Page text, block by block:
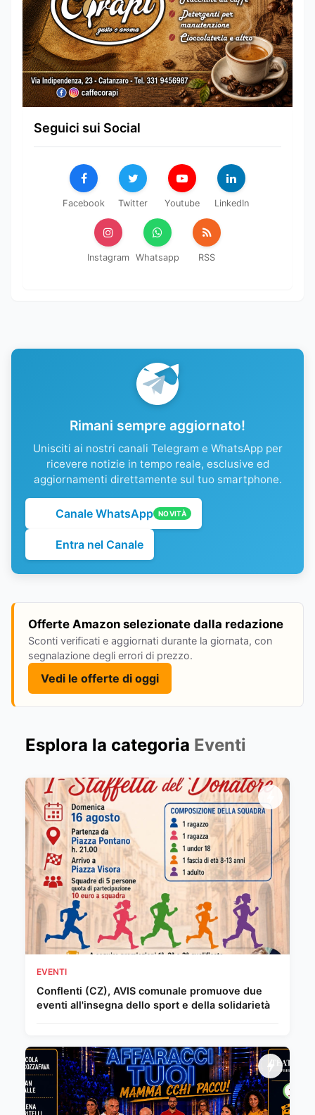
Seguici sui Social
Facebook Twitter Youtube LinkedIn
Instagram Whatsapp RSS
Rimani sempre aggiornato!
Unisciti ai nostri canali Telegram e WhatsApp per
ricevere notizie in tempo reale, esclusive ed
aggiornamenti direttamente sul tuo smartphone.
Canale WhatsApp NOVITÀ
Entra nel Canale
Offerte Amazon selezionate dalla redazione
Sconti verificati e aggiornati durante la giornata, con
segnalazione degli errori di prezzo.
Vedi le offerte di oggi
Esplora la categoria Eventi
EVENTI
Conflenti (CZ), AVIS comunale promuove due
eventi all'insegna dello sport e della solidarietà